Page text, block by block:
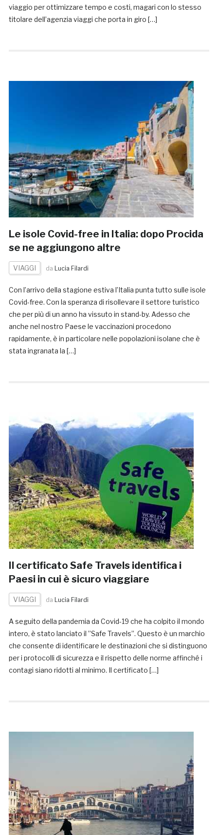
viaggio per ottimizzare tempo e costi, magari con lo stesso
titolare dell’agenzia viaggi che porta in giro […]
Le isole Covid-free in Italia: dopo Procida
se ne aggiungono altre
VIAGGI da Lucia Filardi
Con l’arrivo della stagione estiva l’Italia punta tutto sulle isole
Covid-free. Con la speranza di risollevare il settore turistico
che per più di un anno ha vissuto in stand-by. Adesso che
anche nel nostro Paese le vaccinazioni procedono
rapidamente, è in particolare nelle popolazioni isolane che è
stata ingranata la […]
Il certificato Safe Travels identifica i
Paesi in cui è sicuro viaggiare
VIAGGI da Lucia Filardi
A seguito della pandemia da Covid-19 che ha colpito il mondo
intero, è stato lanciato il ”Safe Travels”. Questo è un marchio
che consente di identificare le destinazioni che si distinguono
per i protocolli di sicurezza e il rispetto delle norme affinché i
contagi siano ridotti al minimo. Il certificato […]